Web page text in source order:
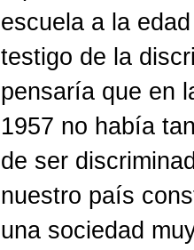
escuela a la
testigo de la
pensaría que en
1957 no había
de ser
nuestro país
una sociedad